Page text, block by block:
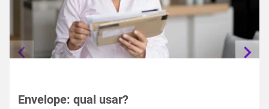
Envelope: qual usar?